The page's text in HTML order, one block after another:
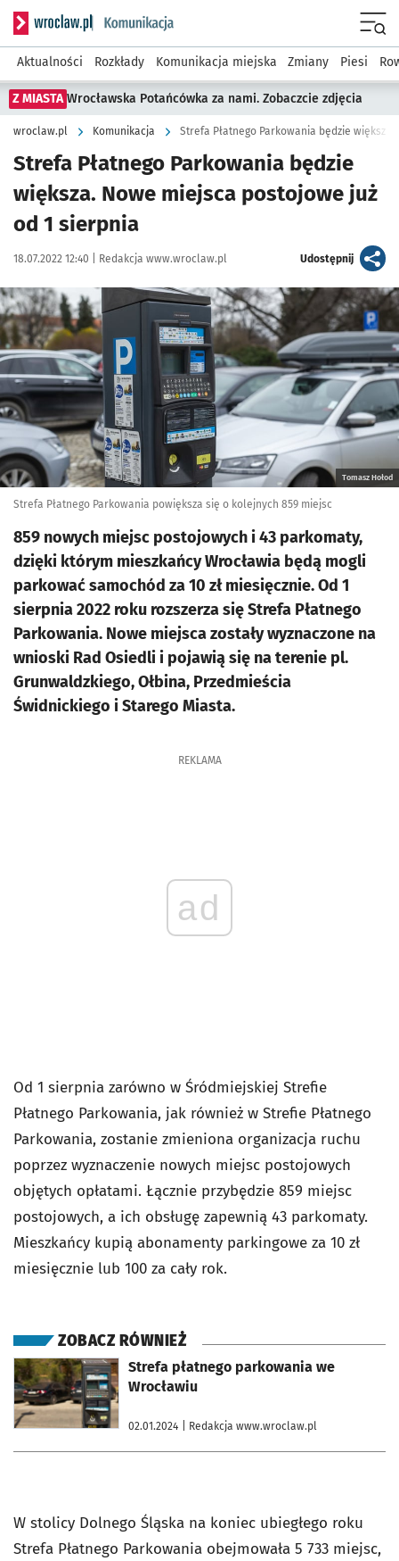
Serwis informacyjny wroclaw.pl podserwis: Komunikacja
Aktualności Rozkłady Komunikacja miejska Zmiany Piesi
Z MIASTA Wrocławska Potańcówka za nami. Zobaczcie zdjęcia
wroclaw.pl Komunikacja
Strefa Płatnego Parkowania będzie
większa. Nowe miejsca postojowe już
od 1 sierpnia
Data publikacji:
18.07.2022 12:40 | Autor:
Redakcja www.wroclaw.pl Udostępnijartykuł
Kliknij, aby powiększyć
Tomasz Hołod
Strefa Płatnego Parkowania powiększa się o kolejnych 859 miejsc
859 nowych miejsc postojowych i 43 parkomaty,
dzięki którym mieszkańcy Wrocławia będą mogli
parkować samochód za 10 zł miesięcznie. Od 1
sierpnia 2022 roku rozszerza się Strefa Płatnego
Parkowania. Nowe miejsca zostały wyznaczone na
wnioski Rad Osiedli i pojawią się na terenie pl.
Grunwaldzkiego, Ołbina, Przedmieścia
Świdnickiego i Starego Miasta.
REKLAMA
ad
Od 1 sierpnia zarówno w Śródmiejskiej Strefie
Płatnego Parkowania, jak również w Strefie Płatnego
Parkowania, zostanie zmieniona organizacja ruchu
poprzez wyznaczenie nowych miejsc postojowych
objętych opłatami. Łącznie przybędzie 859 miejsc
postojowych, a ich obsługę zapewnią 43 parkomaty.
Mieszkańcy kupią abonamenty parkingowe za 10 zł
miesięcznie lub 100 za cały rok.
ZOBACZ RÓWNIEŻ
Strefa płatnego parkowania we
Wrocławiu
02.01.2024 | Redakcja www.wroclaw.pl
otworzy się w nowej karcie
W stolicy Dolnego Śląska na koniec ubiegłego roku
Strefa Płatnego Parkowania obejmowała 5 733 miejsc,